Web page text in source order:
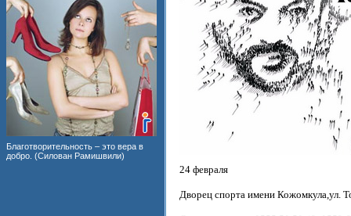
Благотворительность – это вера в
добро. (Силован Рамишвили)
24 февраля
Дворец спорта имени Кожомкула,ул.